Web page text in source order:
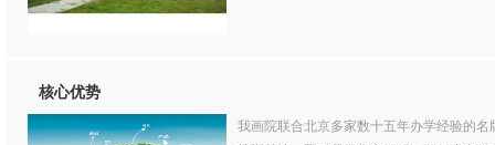
核心优势
我画院联合北京多家数十五年办学经验的